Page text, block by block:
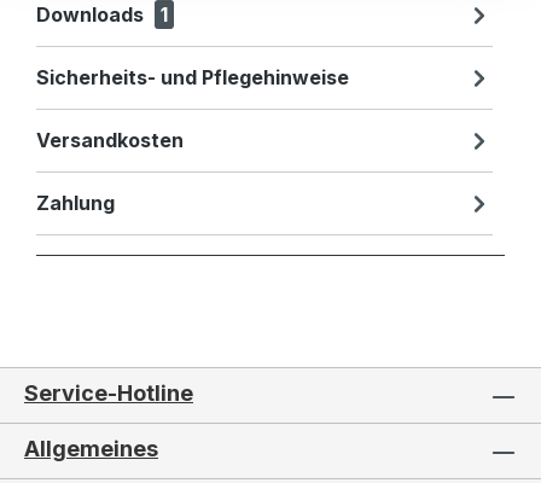
Downloads 1
Sicherheits- und Pflegehinweise
Versandkosten
Zahlung
Service-Hotline
Allgemeines